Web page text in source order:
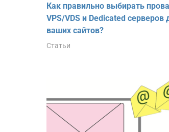
Как правильно выбирать
VPS/VDS и Dedicated серверов
ваших сайтов?
Статьи